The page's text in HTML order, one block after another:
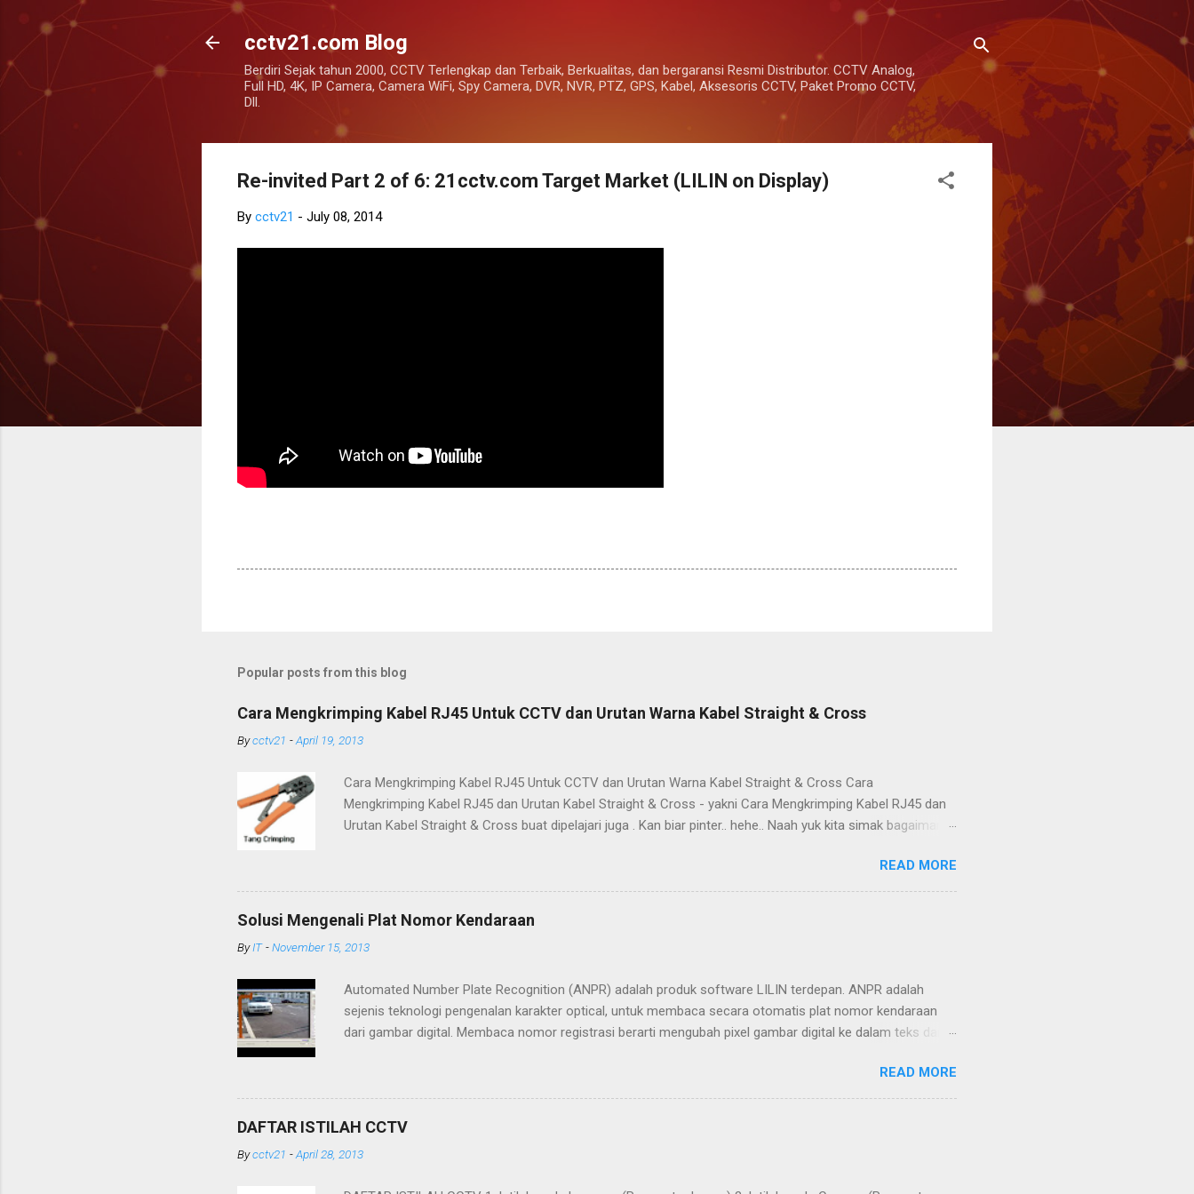
cctv21.com Blog
Berdiri Sejak tahun 2000, CCTV Terlengkap dan Terbaik, Berkualitas, dan bergaransi Resmi Distributor. CCTV Analog,
Full HD, 4K, IP Camera, Camera WiFi, Spy Camera, DVR, NVR, PTZ, GPS, Kabel, Aksesoris CCTV, Paket Promo CCTV,
Dll.
Re-invited Part 2 of 6: 21cctv.com Target Market (LILIN on Display)
By cctv21 - July 08, 2014
Popular posts from this blog
Cara Mengkrimping Kabel RJ45 Untuk CCTV dan Urutan Warna Kabel Straight & Cross
Bycctv21 -April 19, 2013
Cara Mengkrimping Kabel RJ45 Untuk CCTV dan Urutan Warna Kabel Straight & Cross Cara
Mengkrimping Kabel RJ45 dan Urutan Kabel Straight & Cross - yakni Cara Mengkrimping Kabel RJ45 dan
Urutan Kabel Straight & Cross buat dipelajari juga . Kan biar pinter.. hehe.. Naah yuk kita simak bagaimana
mengkrimping seperti: Tank Crimping Kabel UTP Konektor RJ-45 Cable Tester Tank Crimping Tank
krimping adalah alat untuk memotong kabel UTP dan untuk menjepit ujung konektor,dan ini sangat penting
sekali bagi kita yang ingin belajar cara mengkrimping kabel,alat ini bentuknya hampir sama dengan Tank
UTP perlu kita gunakan untuk saling menyalurkan jaringan internet,dan di dalam kabel UTP ini di dalamnya
READ MORE
Solusi Mengenali Plat Nomor Kendaraan
ByIT -November 15, 2013
Automated Number Plate Recognition (ANPR) adalah produk software LILIN terdepan. ANPR adalah
sejenis teknologi pengenalan karakter optical, untuk membaca secara otomatis plat nomor kendaraan
dari gambar digital. Membaca nomor registrasi berarti mengubah pixel gambar digital ke dalam teks dari
pelat nomor dengan Blacklist, Whitelist, dan Exclution List. Setup Blacklist adalah untuk menghindari
kendaraan yang tidak sah mencoba mengakses tempat dengan mengirimkan jendela peringatan pop-up
kepada pengguna melalui LILIN ANPR. Whitelist terutama untuk kontrol akses. Selain Blacklist dan
kendaraan sebagai plat nomor. Bukan hanya bisa membaca berbagai macam plat nomor, tapi LILIN juga
READ MORE
DAFTAR ISTILAH CCTV
Bycctv21 -April 28, 2013